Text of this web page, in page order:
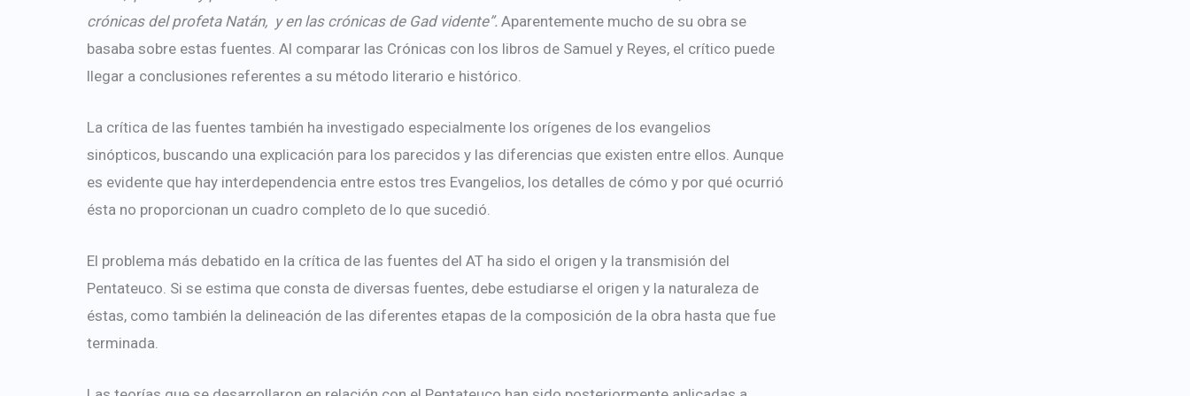
crónicas del profeta Natán, y en las crónicas de Gad vidente”. Aparentemente mucho de su obra se
basaba sobre estas fuentes. Al comparar las Crónicas con los libros de Samuel y Reyes, el crítico puede
llegar a conclusiones referentes a su método literario e histórico.
La crítica de las fuentes también ha investigado especialmente los orígenes de los evangelios
sinópticos, buscando una explicación para los parecidos y las diferencias que existen entre ellos. Aunque
es evidente que hay interdependencia entre estos tres Evangelios, los detalles de cómo y por qué ocurrió
ésta no proporcionan un cuadro completo de lo que sucedió.
El problema más debatido en la crítica de las fuentes del AT ha sido el origen y la transmisión del
Pentateuco. Si se estima que consta de diversas fuentes, debe estudiarse el origen y la naturaleza de
éstas, como también la delineación de las diferentes etapas de la composición de la obra hasta que fue
terminada.